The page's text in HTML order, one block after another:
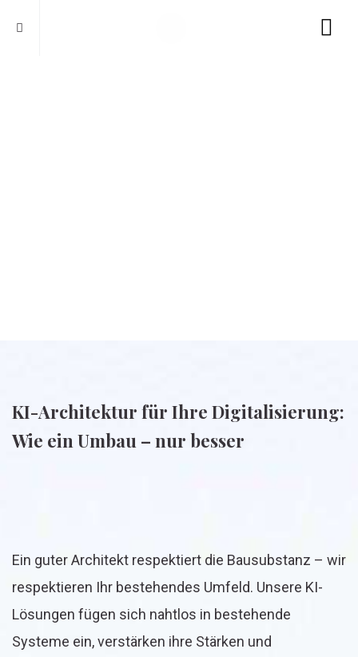
KI-Architektur für Ihre Digitalisierung:
Wie ein Umbau – nur besser
Ein guter Architekt respektiert die Bausubstanz – wir
respektieren Ihr bestehendes Umfeld. Unsere KI-
Lösungen fügen sich nahtlos in bestehende
Systeme ein, verstärken ihre Stärken und